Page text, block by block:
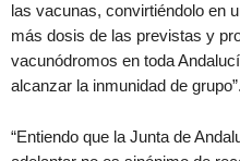
las vacunas, convirtiéndolo en
más dosis de las previstas y
vacunódromos en toda
alcanzar la inmunidad de grupo”.
“Entiendo que la Junta de